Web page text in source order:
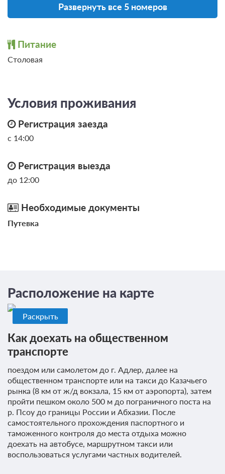
Люкс 2 местный 2 комнатный
45м2
(комплексный)
Эконом 2-местный1-комнатый (корп.
Диана)
Подробнее
Нев. звезды(завтра): проживание, завтрак
(комплексный)
Требуется предоплата
Развернуть все 5 номеров
Питание
Столовая
Условия проживания
Регистрация заезда
с 14:00
Регистрация выезда
до 12:00
Необходимые документы
Путевка
Расположение на карте
Раскрыть
Как доехать на общественном
транспорте
поездом или самолетом до г. Адлер, далее на
общественном транспорте или на такси до Казачьего
рынка (8 км от ж/д вокзала, 15 км от аэропорта), затем
пройти пешком около 500 м до пограничного поста на
р. Псоу до границы России и Абхазии. После
самостоятельного прохождения паспортного и
таможенного контроля до места отдыха можно
доехать на автобусе, маршрутном такси или
воспользоваться услугами частных водителей.